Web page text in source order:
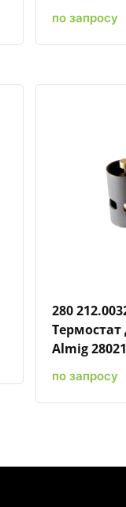
по запросу
280
Термостат
Almig
по запросу